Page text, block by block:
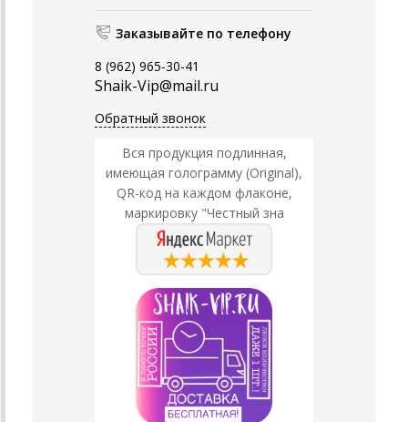
Заказывайте по телефону
8 (962) 965-30-41
Shaik-Vip@mail.ru
Обратный звонок
Вся продукция подлинная,
имеющая голограмму (Original),
QR-код на каждом флаконе,
маркировку "Честный зна